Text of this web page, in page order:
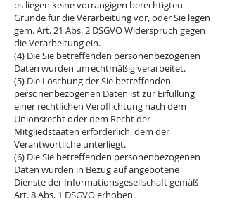
es liegen keine vorrangigen berechtigten
Gründe für die Verarbeitung vor, oder Sie legen
gem. Art. 21 Abs. 2 DSGVO Widerspruch gegen
die Verarbeitung ein.
(4) Die Sie betreffenden personenbezogenen
Daten wurden unrechtmäßig verarbeitet.
(5) Die Löschung der Sie betreffenden
personenbezogenen Daten ist zur Erfüllung
einer rechtlichen Verpflichtung nach dem
Unionsrecht oder dem Recht der
Mitgliedstaaten erforderlich, dem der
Verantwortliche unterliegt.
(6) Die Sie betreffenden personenbezogenen
Daten wurden in Bezug auf angebotene
Dienste der Informationsgesellschaft gemäß
Art. 8 Abs. 1 DSGVO erhoben.